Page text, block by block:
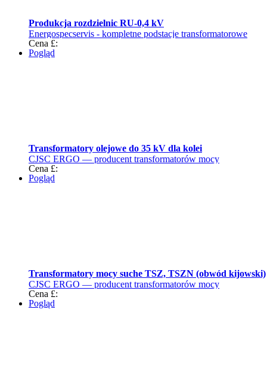
Produkcja rozdzielnic RU-0,4 kV
Energospecservis - kompletne podstacje transformatorowe
Cena £:
Pogląd
Transformatory olejowe do 35 kV dla kolei
CJSC ERGO — producent transformatorów mocy
Cena £:
Pogląd
Transformatory mocy suche TSZ, TSZN (obwód kijowski)
CJSC ERGO — producent transformatorów mocy
Cena £:
Pogląd